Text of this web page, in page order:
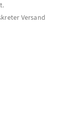
Versand